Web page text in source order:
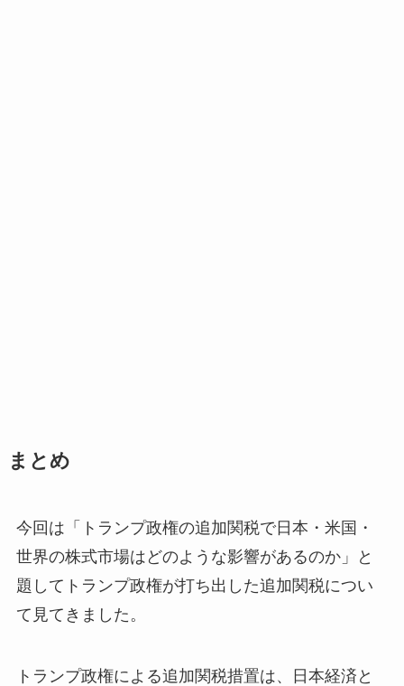
まとめ
今回は「トランプ政権の追加関税で日本・米国・
世界の株式市場はどのような影響があるのか」と
題してトランプ政権が打ち出した追加関税につい
て見てきました。
トランプ政権による追加関税措置は、日本経済と